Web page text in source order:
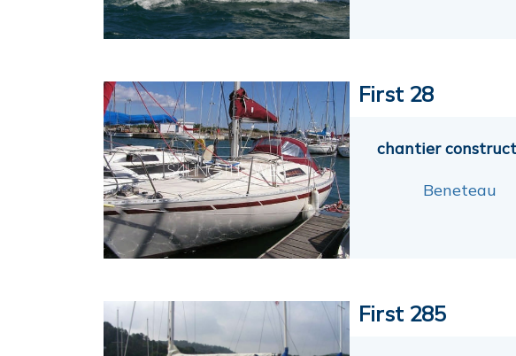
First 28
chantier
Beneteau
First 285